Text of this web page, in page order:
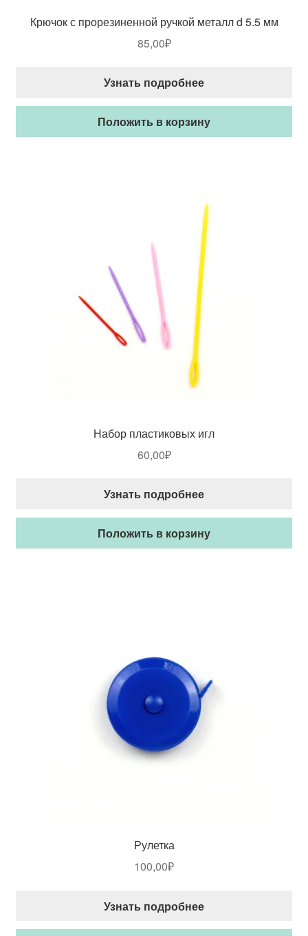
Крючок с прорезиненной ручкой металл d 5.5 мм
85,00₽
Узнать подробнее
Положить в корзину
Набор пластиковых игл
60,00₽
Узнать подробнее
Положить в корзину
Рулетка
100,00₽
Узнать подробнее